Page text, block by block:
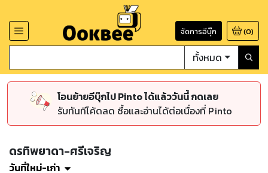
จัดการอีบุ๊ก (0)
ทั้งหมด
โอนย้ายอีบุ๊กไป Pinto ได้แล้ววันนี้ กดเลย
รับทันทีโค้ดลด ซื้อและอ่านได้ต่อเนื่องที่ Pinto
ดรทิพยาดา-ศรีเจริญ
วันที่ใหม่-เก่า